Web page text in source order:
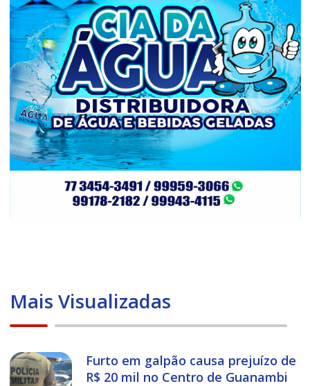
Mais Visualizadas
Furto em galpão causa prejuízo de
R$ 20 mil no Centro de Guanambi